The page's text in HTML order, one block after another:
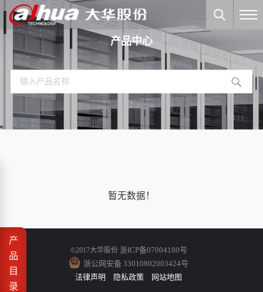
产品中心
产
品
目
录
暂无数据！
©2017大华股份 浙ICP备07004180号
浙公网安备 33010802003424号
法律声明
隐私政策 网站地图